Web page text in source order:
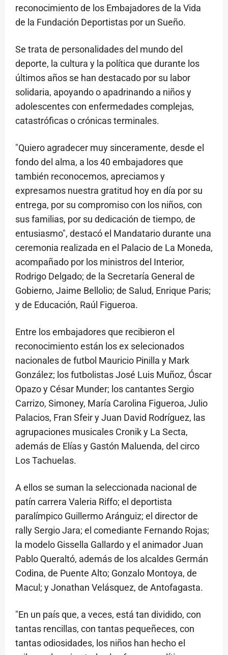
reconocimiento de los Embajadores de la Vida
de la Fundación Deportistas por un Sueño.
Se trata de personalidades del mundo del
deporte, la cultura y la política que durante los
últimos años se han destacado por su labor
solidaria, apoyando o apadrinando a niños y
adolescentes con enfermedades complejas,
catastróficas o crónicas terminales.
"Quiero agradecer muy sinceramente, desde el
fondo del alma, a los 40 embajadores que
también reconocemos, apreciamos y
expresamos nuestra gratitud hoy en día por su
entrega, por su compromiso con los niños, con
sus familias, por su dedicación de tiempo, de
entusiasmo", destacó el Mandatario durante una
ceremonia realizada en el Palacio de La Moneda,
acompañado por los ministros del Interior,
Rodrigo Delgado; de la Secretaría General de
Gobierno, Jaime Bellolio; de Salud, Enrique Paris;
y de Educación, Raúl Figueroa.
Entre los embajadores que recibieron el
reconocimiento están los ex selecionados
nacionales de futbol Mauricio Pinilla y Mark
González; los futbolistas José Luis Muñoz, Óscar
Opazo y César Munder; los cantantes Sergio
Carrizo, Simoney, María Carolina Figueroa, Julio
Palacios, Fran Sfeir y Juan David Rodríguez, las
agrupaciones musicales Cronik y La Secta,
además de Elías y Gastón Maluenda, del circo
Los Tachuelas.
A ellos se suman la seleccionada nacional de
patín carrera Valeria Riffo; el deportista
paralímpico Guillermo Aránguiz; el director de
rally Sergio Jara; el comediante Fernando Rojas;
la modelo Gissella Gallardo y el animador Juan
Pablo Queraltó, además de los alcaldes Germán
Codina, de Puente Alto; Gonzalo Montoya, de
Macul; y Jonathan Velásquez, de Antofagasta.
"En un país que, a veces, está tan dividido, con
tantas rencillas, con tantas pequeñeces, con
tantas odiosidades, los niños han hecho el